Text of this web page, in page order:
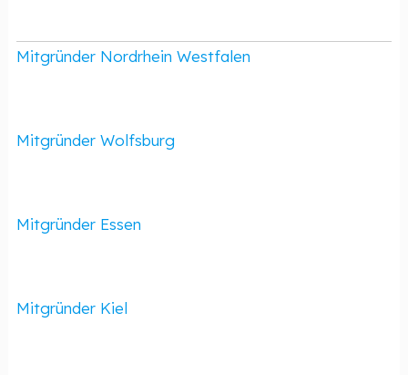
Mitgründer Nordrhein Westfalen
Mitgründer Wolfsburg
Mitgründer Essen
Mitgründer Kiel